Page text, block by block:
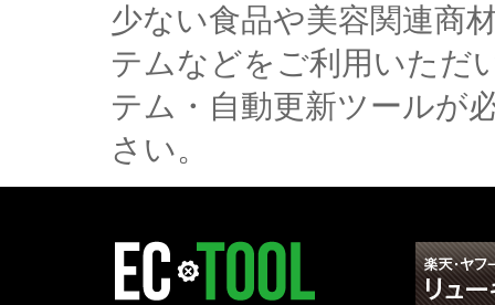
少ない食品や美容関連商
テムなどをご利用いただ
テム・自動更新ツールが
さい。